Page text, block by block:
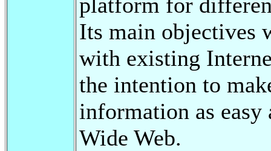
Its main objectives
with existing
the intention to
information as easy
Wide Web.